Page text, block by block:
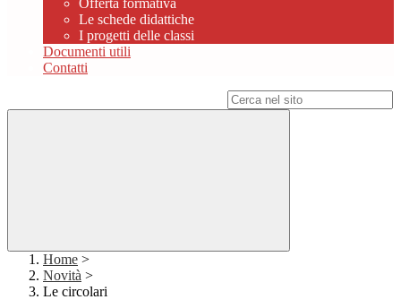
Offerta formativa
Le schede didattiche
I progetti delle classi
Documenti utili
Contatti
Home >
Novità >
Le circolari